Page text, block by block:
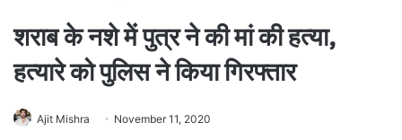
शराब के नशे में पुत्र ने की मां की हत्या,
हत्यारे को पुलिस ने किया गिरफ्तार
Ajit Mishra November 11, 2020